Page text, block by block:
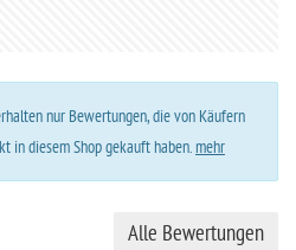
nur Bewertungen, die von Käufern
in diesem Shop gekauft haben.mehr
Alle Bewertungen